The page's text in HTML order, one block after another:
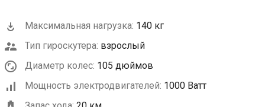
Максимальная нагрузка: 140 кг
Тип гироскутера: взрослый
Диаметр колес: 105 дюймов
Мощность электродвигателей: 1000 Ватт